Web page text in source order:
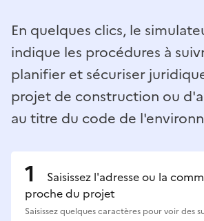
En quelques clics, le
indique les procédures à
planifier et sécuriser
projet de construction ou
au titre du code de
Saisissez l'adresse ou la
proche du projet
Saisissez quelques caractères pour voir des